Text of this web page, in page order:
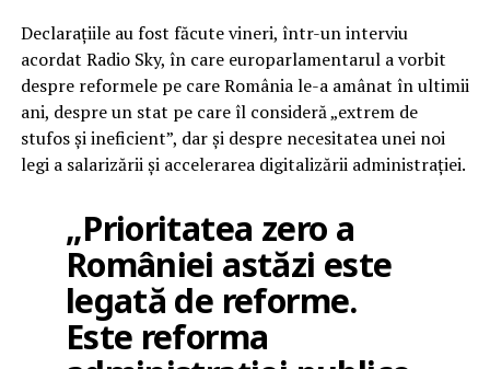
Declarațiile au fost făcute vineri, într-un interviu
acordat Radio Sky, în care europarlamentarul a vorbit
despre reformele pe care România le-a amânat în ultimii
ani, despre un stat pe care îl consideră „extrem de
stufos și ineficient”, dar și despre necesitatea unei noi
legi a salarizării și accelerarea digitalizării administrației.
„Prioritatea zero a
României astăzi este
legată de reforme.
Este reforma